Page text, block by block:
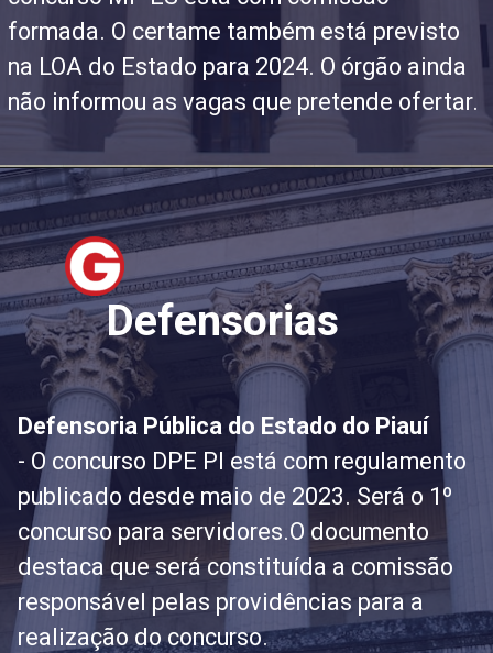
formada. O certame também está previsto
na LOA do Estado para 2024. O órgão ainda
não informou as vagas que pretende ofertar.
Defensorias
Defensoria Pública do Estado do Piauí
- O concurso DPE PI está com regulamento
publicado desde maio de 2023. Será o 1º
concurso para servidores.O documento
destaca que será constituída a comissão
responsável pelas providências para a
realização do concurso.